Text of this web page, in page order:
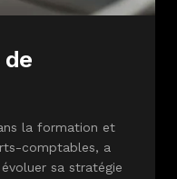
la formation et
comptables, a
sa stratégie